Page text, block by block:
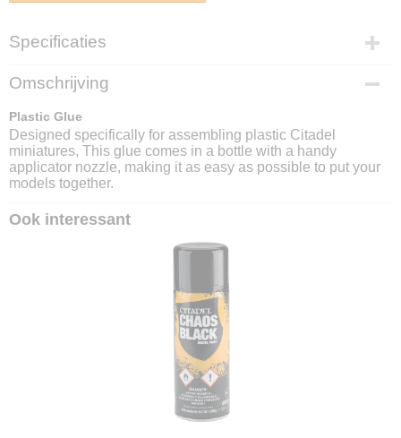
Specificaties
EAN code
5011921259298
Omschrijving
Plastic Glue
Designed specifically for assembling plastic Citadel
miniatures, This glue comes in a bottle with a handy
applicator nozzle, making it as easy as possible to put your
models together.
Ook interessant